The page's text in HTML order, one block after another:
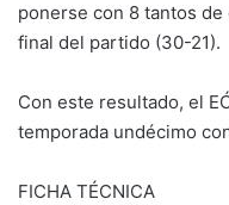
ponerse con 8 tantos
final del partido (30-21).
Con este resultado, el
temporada undécimo
FICHA TÉCNICA